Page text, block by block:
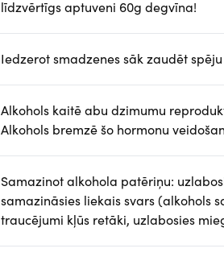
līdzvērtīgs aptuveni 60g degvīna!
Iedzerot smadzenes sāk zaudēt
Alkohols kaitē abu dzimumu
Alkohols bremzē šo hormonu
Samazinot alkohola patēriņu:
samazināsies liekais svars (alkohols
traucējumi kļūs retāki, uzlabosies